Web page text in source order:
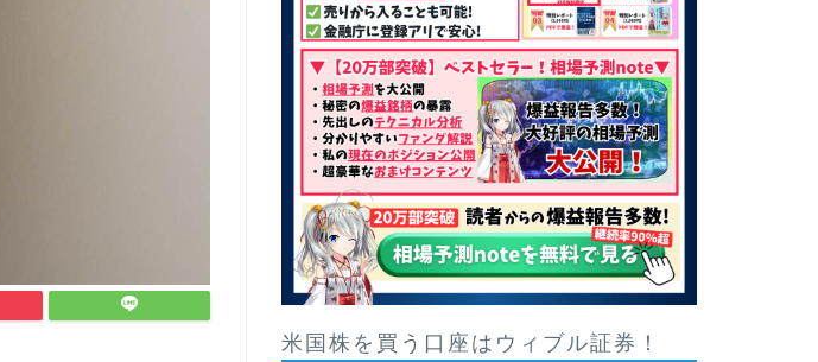
米国株を買う口座はウィブル証券！